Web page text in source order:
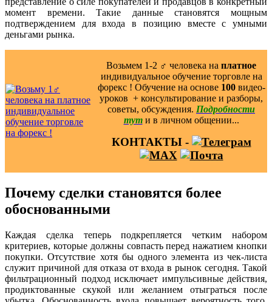
момент времени. Такие данные становятся мощным
подтверждением для входа в позицию вместе с умными
деньгами рынка.
Возьмем 1-2 ‍♂️ человека на платное
индивидуальное обучение торговле на
форекс ! Обучение на основе 100видео-
уроков ️ + консультирование и разборы,
советы, обсуждения. Подробности
тут и в личном общении...
КОНТАКТЫ -
Почему сделки становятся более
обоснованными
Каждая сделка теперь подкрепляется четким набором
критериев, которые должны совпасть перед нажатием кнопки
покупки. Отсутствие хотя бы одного элемента из чек-листа
служит причиной для отказа от входа в рынок сегодня. Такой
фильтрационный подход исключает импульсивные действия,
продиктованные скукой или желанием отыграться после